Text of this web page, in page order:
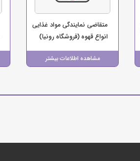
مشاهده اطلاعات بیشتر
متقاضی نمایندگی مواد غذایی
انواع قهوه (فروشگاه رونیا)